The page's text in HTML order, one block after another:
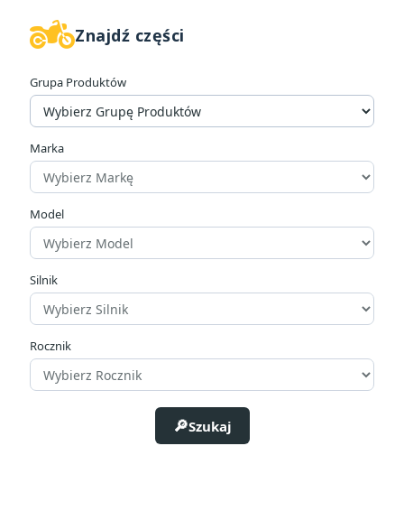
W magazynie 1
Producenci
Znajdź części
Grupa Produktów
Marka
Model
Silnik
Rocznik
Szukaj